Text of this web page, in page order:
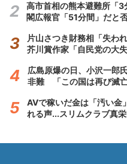
高市首相の熊本避難所「
閣広報官「51分間」だと
片山さつき財務相「失わ
芥川賞作家「自民党の大
広島原爆の日、小沢一郎
非難 「この国は再び滅亡
AVで稼いだ金は「汚い
れる声...スリムクラブ真